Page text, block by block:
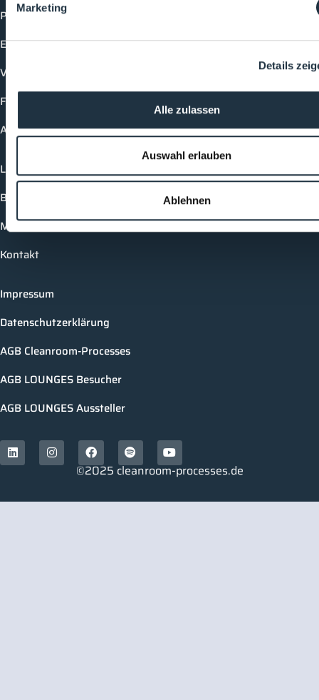
Marketing
Details
Alle zulassen
Auswahl erlauben
Ablehnen
Produkte
Events
Vorträge
Future-Faces
Academy
Login
Buchungsmöglichkeiten
Medienformate
Kontakt
Impressum
Datenschutzerklärung
AGB Cleanroom-Processes
AGB LOUNGES Besucher
AGB LOUNGES Aussteller
©2025 cleanroom-processes.de